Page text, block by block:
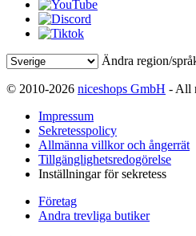
Ändra region/
© 2010-2026 niceshops GmbH - All
Impressum
Sekretesspolicy
Allmänna villkor och ångerrät
Tillgänglighetsredogörelse
Inställningar för sekretess
Företag
Andra trevliga butiker